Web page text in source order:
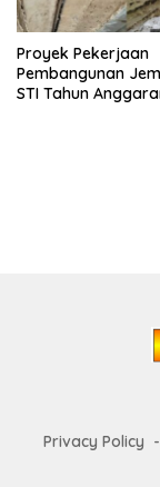
Proyek Pekerjaan
Pembangunan
STI Tahun
Privacy Policy